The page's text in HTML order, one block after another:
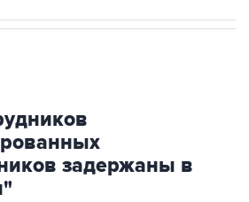
задержаны в